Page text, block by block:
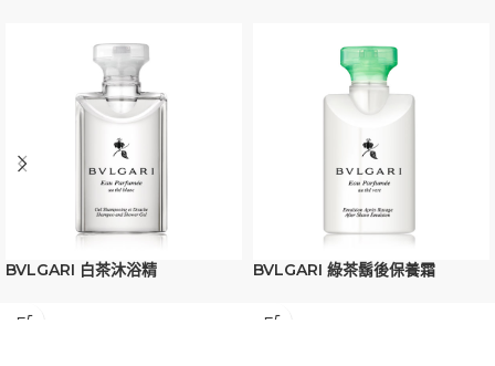
BVLGARI 白茶沐浴精 BVLGARI 綠茶鬍後保養霜